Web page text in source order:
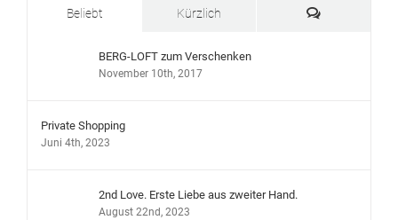
Beliebt Kürzlich Kommentare
BERG-LOFT zum Verschenken
November 10th, 2017
Private Shopping
Juni 4th, 2023
2nd Love. Erste Liebe aus zweiter Hand.
August 22nd, 2023